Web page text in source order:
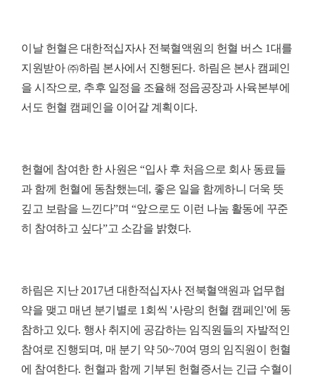
이날 헌혈은 대한적십자사 전북혈액원의 헌혈 버스 1대를
지원받아㈜하림 본사에서 진행된다. 하림은 본사 캠페인
을 시작으로, 추후 일정을 조율해 정읍공장과 사육본부에
서도 헌혈 캠페인을 이어갈 계획이다.
헌혈에 참여한 한 사원은 “입사 후 처음으로 회사 동료들
과 함께 헌혈에 동참했는데 , 좋은 일을 함께하니 더욱 뜻
깊고 보람을 느낀다”며 “앞으로도 이런 나눔 활동에 꾸준
히 참여하고 싶다”고 소감을 밝혔다.
하림은 지난 2017년 대한적십자사 전북혈액원과 업무협
약을 맺고 매년 분기별로 1 회씩 '사랑의 헌혈 캠페인'에 동
참하고 있다. 행사 취지에 공감하는 임직원들의 자발적인
참여로 진행되며, 매 분기 약 50~70여 명의 임직원이 헌혈
에 참여한다. 헌혈과 함께 기부된 헌혈증서는 긴급 수혈이